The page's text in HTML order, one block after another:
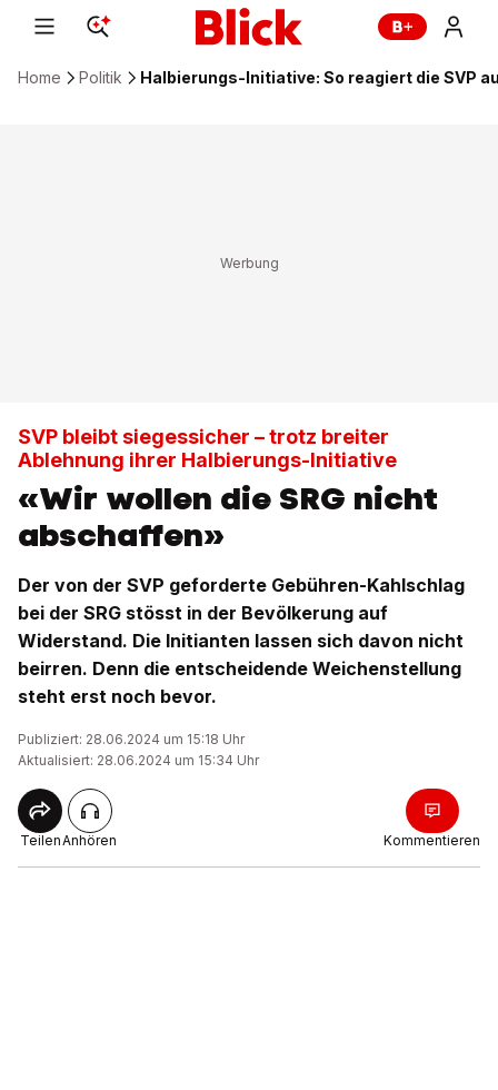
Home Politik Halbierungs-Initiative: So reagiert die SVP
SVP bleibt siegessicher – trotz breiter
Ablehnung ihrer Halbierungs-Initiative
«Wir wollen die SRG nicht
abschaffen»
Der von der SVP geforderte Gebühren-Kahlschlag
bei der SRG stösst in der Bevölkerung auf
Widerstand. Die Initianten lassen sich davon nicht
beirren. Denn die entscheidende Weichenstellung
steht erst noch bevor.
Publiziert: 28.06.2024 um 15:18 Uhr
Aktualisiert: 28.06.2024 um 15:34 Uhr
TeilenAnhören Kommentieren